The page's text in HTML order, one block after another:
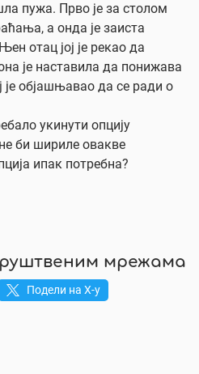
пужа. Прво је за столом
а онда је заиста
отац јој је рекао да
је наставила да понижава
је објашњавао да се ради о
укинути опцију
би шириле овакве
ипак потребна?
мрежама
Подели на X-у